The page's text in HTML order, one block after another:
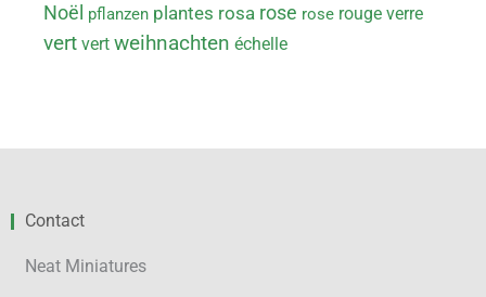
Noël pflanzen plantes rosa rose rose rouge verre
vert vert weihnachten échelle
Contact
Neat Miniatures